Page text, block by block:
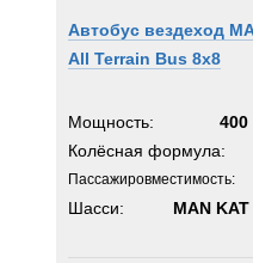
Автобус вездеход
All Terrain Bus 8x8
Мощность:
400
Колёсная формула:
Пассажировместимость:
Шасси: MAN